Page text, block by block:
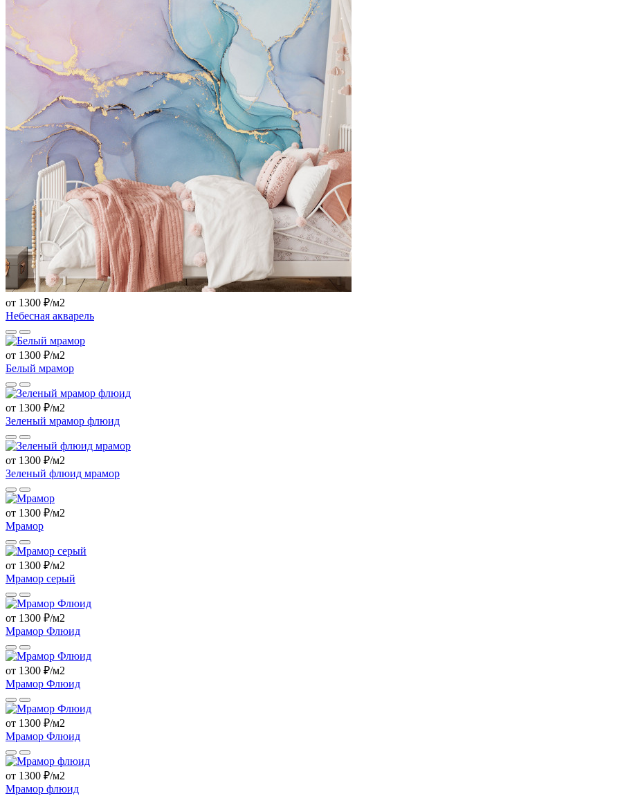
от 1300 ₽/м2
Небесная акварель
от 1300 ₽/м2
Белый мрамор
от 1300 ₽/м2
Зеленый мрамор флюид
от 1300 ₽/м2
Зеленый флюид мрамор
от 1300 ₽/м2
Мрамор
от 1300 ₽/м2
Мрамор серый
от 1300 ₽/м2
Мрамор Флюид
от 1300 ₽/м2
Мрамор Флюид
от 1300 ₽/м2
Мрамор Флюид
от 1300 ₽/м2
Мрамор флюид